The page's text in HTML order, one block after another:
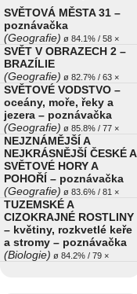
SVĚTOVÁ MĚSTA 31 –
poznávačka
(Geografie) ø 84.1% / 58 ×
SVĚT V OBRAZECH 2 –
BRAZÍLIE
(Geografie) ø 82.7% / 63 ×
SVĚTOVÉ VODSTVO –
oceány, moře, řeky a
jezera – poznávačka
(Geografie) ø 85.8% / 77 ×
NEJZNÁMĚJŠÍ A
NEJKRÁSNĚJŠÍ ČESKÉ A
SVĚTOVÉ HORY A
POHOŘÍ – poznávačka
(Geografie) ø 83.6% / 81 ×
TUZEMSKÉ A
CIZOKRAJNÉ ROSTLINY
– květiny, rozkvetlé keře
a stromy – poznávačka
(Biologie) ø 84.2% / 79 ×